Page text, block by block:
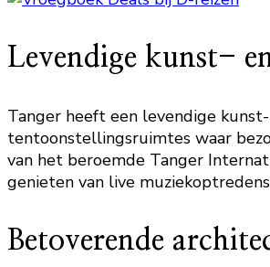
Levendige kunst-
Tanger heeft een levendige
tentoonstellingsruimtes waar
van het beroemde Tanger
genieten van live
Betoverende